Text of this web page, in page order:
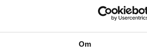
Om